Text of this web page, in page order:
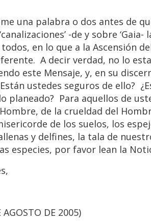
una palabra o dos antes de
-de y sobre
en lo que a la Ascensión
A decir verdad, no lo
este Mensaje, y, en su
ustedes seguros de ello?
planeado? Para aquellos de
de la crueldad del
de los suelos, los
y delfines, la tala de
especies, por favor lean la
AGOSTO DE 2005)